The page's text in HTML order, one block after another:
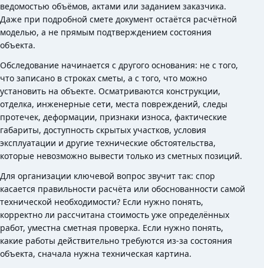
ведомостью объёмов, актами или заданием заказчика.
Даже при подробной смете документ остаётся расчётной
моделью, а не прямым подтверждением состояния
объекта.
Обследование начинается с другого основания: не с того,
что записано в строках сметы, а с того, что можно
установить на объекте. Осматриваются конструкции,
отделка, инженерные сети, места повреждений, следы
протечек, деформации, признаки износа, фактические
габариты, доступность скрытых участков, условия
эксплуатации и другие технические обстоятельства,
которые невозможно вывести только из сметных позиций.
Для организации ключевой вопрос звучит так: спор
касается правильности расчёта или обоснованности самой
технической необходимости? Если нужно понять,
корректно ли рассчитана стоимость уже определённых
работ, уместна сметная проверка. Если нужно понять,
какие работы действительно требуются из-за состояния
объекта, сначала нужна техническая картина.